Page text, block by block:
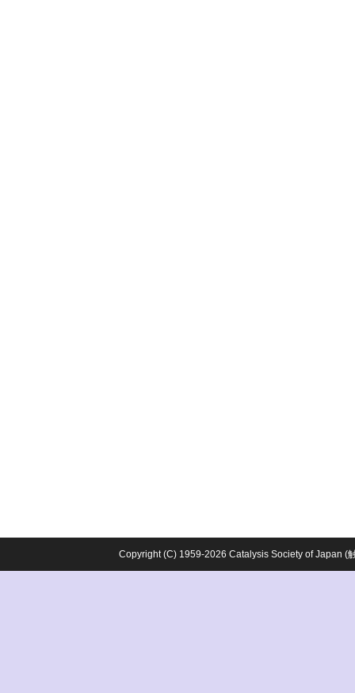
Copyright (C) 1959-2026 Catalysis Society of Japan (